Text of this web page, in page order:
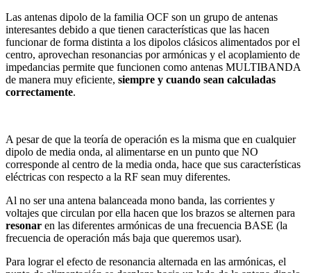
Las antenas dipolo de la familia OCF son un grupo de antenas
interesantes debido a que tienen características que las hacen
funcionar de forma distinta a los dipolos clásicos alimentados por el
centro, aprovechan resonancias por armónicas y el acoplamiento de
impedancias permite que funcionen como antenas MULTIBANDA
de manera muy eficiente, siempre y cuando sean calculadas
correctamente.
A pesar de que la teoría de operación es la misma que en cualquier
dipolo de media onda, al alimentarse en un punto que NO
corresponde al centro de la media onda, hace que sus características
eléctricas con respecto a la RF sean muy diferentes.
Al no ser una antena balanceada mono banda, las corrientes y
voltajes que circulan por ella hacen que los brazos se alternen para
resonar en las diferentes armónicas de una frecuencia BASE (la
frecuencia de operación más baja que queremos usar).
Para lograr el efecto de resonancia alternada en las armónicas, el